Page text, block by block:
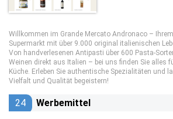
Willkommen im Grande Mercato Andronaco –
Supermarkt mit über 9.000 original italienischen
Von handverlesenen Antipasti über 600 Pasta-
Weinen direkt aus Italien – bei uns finden Sie alles
Küche. Erleben Sie authentische Spezialitäten und
Vielfalt und Qualität begeistern!
24 Werbemittel